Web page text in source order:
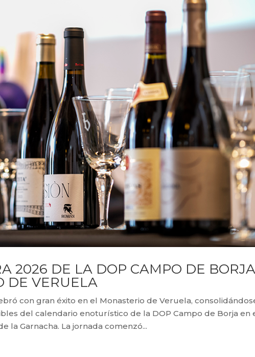
2026 DE LA DOP CAMPO DE
DE VERUELA
con gran éxito en el Monasterio de Veruela,
del calendario enoturístico de la DOP Campo de Borja en
la Garnacha. La jornada comenzó...